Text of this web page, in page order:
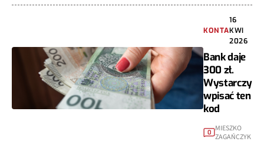
KONTA
16
KWI
2026
Bank daje
300 zł.
Wystarczy
wpisać ten
kod
0
MIESZKO
ZAGAŃCZYK